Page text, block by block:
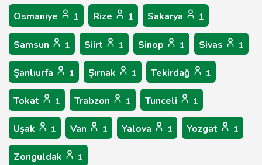
Osmaniye 1 Rize 1 Sakarya 1
Samsun 1 Siirt 1 Sinop 1 Sivas 1
Şanlıurfa 1 Şırnak 1 Tekirdağ 1
Tokat 1 Trabzon 1 Tunceli 1
Uşak 1 Van 1 Yalova 1 Yozgat 1
Zonguldak 1